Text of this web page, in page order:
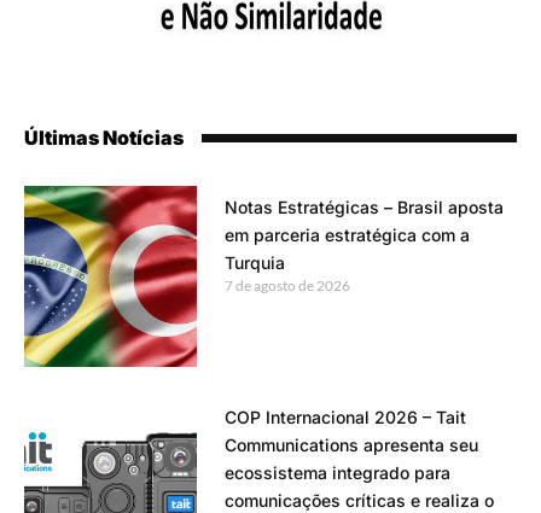
Últimas Notícias
Notas Estratégicas – Brasil aposta
em parceria estratégica com a
Turquia
7 de agosto de 2026
COP Internacional 2026 – Tait
Communications apresenta seu
ecossistema integrado para
comunicações críticas e realiza o